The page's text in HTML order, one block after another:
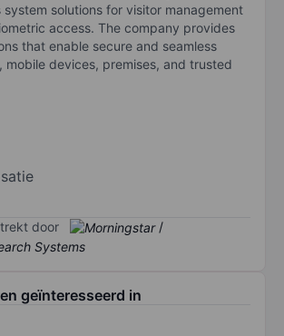
solutions for visitor management
access. The company provides
that enable secure and seamless
mobile devices, premises, and trusted
door /
geïnteresseerd in